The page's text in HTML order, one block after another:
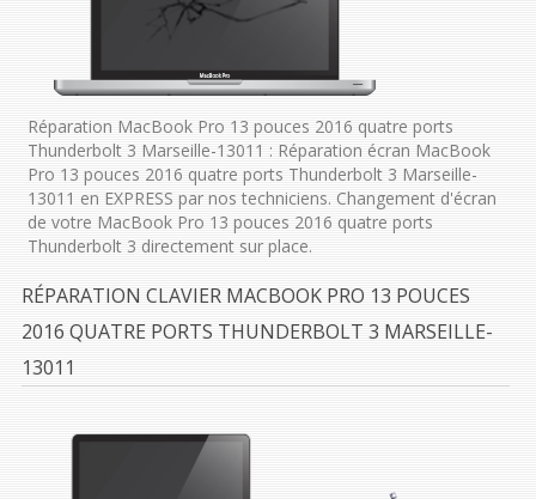
Réparation MacBook Pro 13 pouces 2016 quatre ports
Thunderbolt 3 Marseille-13011 : Réparation écran MacBook
Pro 13 pouces 2016 quatre ports Thunderbolt 3 Marseille-
13011 en EXPRESS par nos techniciens. Changement d'écran
de votre MacBook Pro 13 pouces 2016 quatre ports
Thunderbolt 3 directement sur place.
RÉPARATION CLAVIER MACBOOK PRO 13 POUCES
2016 QUATRE PORTS THUNDERBOLT 3 MARSEILLE-
13011